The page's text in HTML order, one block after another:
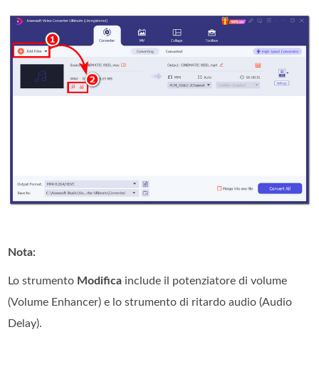
Nota:
Lo strumento Modifica include il potenziatore di volume
(Volume Enhancer) e lo strumento di ritardo audio (Audio
Delay).